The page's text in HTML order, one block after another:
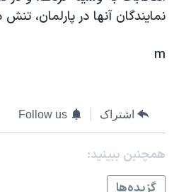
گالری عکس
اعتراضات زن، زندگی، آزادی
چهل سال گروگان‌گیری
نمايندگان آنها در پارلمان،
m
اشتراک Follow us
همچنبن ببینید: